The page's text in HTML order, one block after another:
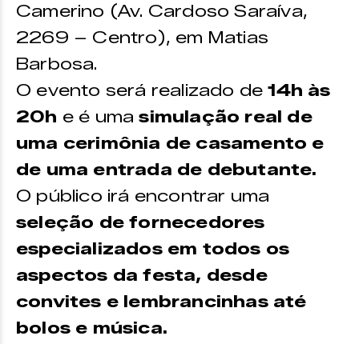
Camerino (Av. Cardoso Saraíva,
2269 – Centro), em Matias
Barbosa.
O evento será realizado de14h às
20h e é umasimulação real de
uma cerimônia de casamento e
de uma entrada de debutante.
O público irá encontrar uma
seleção de fornecedores
especializados em todos os
aspectos da festa, desde
convites e lembrancinhas até
bolos e música.